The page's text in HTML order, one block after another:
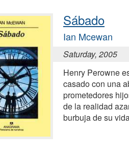
Sábado
Ian Mcewan
Saturday, 2005
Henry Perowne
casado con una
prometedores
de la realidad
burbuja de su